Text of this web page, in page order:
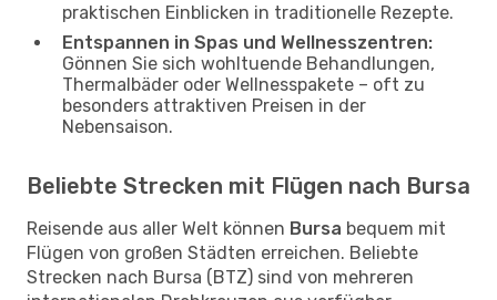
praktischen Einblicken in traditionelle Rezepte.
Entspannen in Spas und Wellnesszentren:
Gönnen Sie sich wohltuende Behandlungen,
Thermalbäder oder Wellnesspakete – oft zu
besonders attraktiven Preisen in der
Nebensaison.
Beliebte Strecken mit Flügen nach Bursa
Reisende aus aller Welt können Bursa bequem mit
Flügen von großen Städten erreichen. Beliebte
Strecken nach Bursa (BTZ) sind von mehreren